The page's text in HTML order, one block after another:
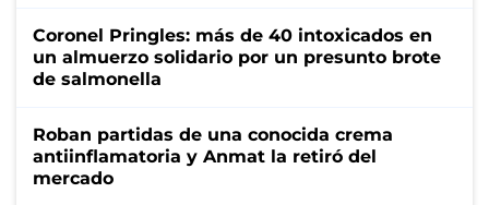
Coronel Pringles: más de 40 intoxicados en
un almuerzo solidario por un presunto brote
de salmonella
Roban partidas de una conocida crema
antiinflamatoria y Anmat la retiró del
mercado